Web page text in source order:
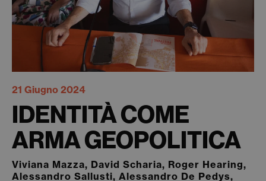
21 Giugno 2024
IDENTITÀ COME
ARMA GEOPOLITICA
Viviana Mazza, David Scharia, Roger Hearing,
Alessandro Sallusti, Alessandro De Pedys,